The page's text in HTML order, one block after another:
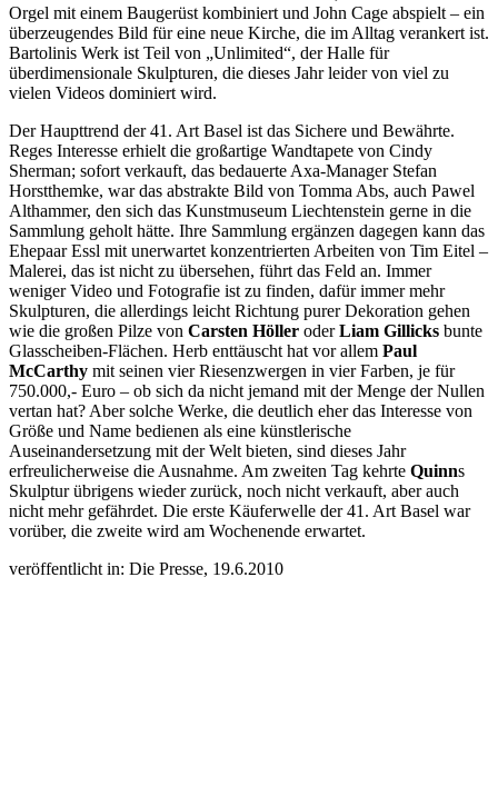
Orgel mit einem Baugerüst kombiniert und John Cage abspielt – ein
überzeugendes Bild für eine neue Kirche, die im Alltag verankert ist.
Bartolinis Werk ist Teil von „Unlimited“, der Halle für
überdimensionale Skulpturen, die dieses Jahr leider von viel zu
vielen Videos dominiert wird.
Der Haupttrend der 41. Art Basel ist das Sichere und Bewährte.
Reges Interesse erhielt die großartige Wandtapete von Cindy
Sherman; sofort verkauft, das bedauerte Axa-Manager Stefan
Horstthemke, war das abstrakte Bild von Tomma Abs, auch Pawel
Althammer, den sich das Kunstmuseum Liechtenstein gerne in die
Sammlung geholt hätte. Ihre Sammlung ergänzen dagegen kann das
Ehepaar Essl mit unerwartet konzentrierten Arbeiten von Tim Eitel –
Malerei, das ist nicht zu übersehen, führt das Feld an. Immer
weniger Video und Fotografie ist zu finden, dafür immer mehr
Skulpturen, die allerdings leicht Richtung purer Dekoration gehen
wie die großen Pilze von Carsten Höller oderLiam Gillicks bunte
Glasscheiben-Flächen. Herb enttäuscht hat vor allem Paul
McCarthy mit seinen vier Riesenzwergen in vier Farben, je für
750.000,- Euro – ob sich da nicht jemand mit der Menge der Nullen
vertan hat? Aber solche Werke, die deutlich eher das Interesse von
Größe und Name bedienen als eine künstlerische
Auseinandersetzung mit der Welt bieten, sind dieses Jahr
erfreulicherweise die Ausnahme. Am zweiten Tag kehrte Quinns
Skulptur übrigens wieder zurück, noch nicht verkauft, aber auch
nicht mehr gefährdet. Die erste Käuferwelle der 41. Art Basel war
vorüber, die zweite wird am Wochenende erwartet.
veröffentlicht in: Die Presse, 19.6.2010